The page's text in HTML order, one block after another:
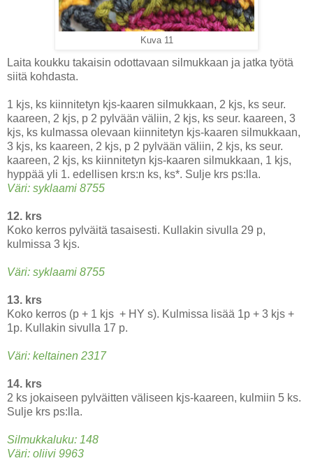
Kuva 11
Laita koukku takaisin odottavaan silmukkaan ja jatka työtä
siitä kohdasta.
1 kjs, ks kiinnitetyn kjs-kaaren silmukkaan, 2 kjs, ks seur.
kaareen, 2 kjs, p 2 pylvään väliin, 2 kjs, ks seur. kaareen, 3
kjs, ks kulmassa olevaan kiinnitetyn kjs-kaaren silmukkaan,
3 kjs, ks kaareen, 2 kjs, p 2 pylvään väliin, 2 kjs, ks seur.
kaareen, 2 kjs, ks kiinnitetyn kjs-kaaren silmukkaan, 1 kjs,
hyppää yli 1. edellisen krs:n ks, ks*. Sulje krs ps:lla.
Väri: syklaami 8755
12. krs
Koko kerros pylväitä tasaisesti. Kullakin sivulla 29 p,
kulmissa 3 kjs.
Väri: syklaami 8755
13. krs
Koko kerros (p + 1 kjs + HY s). Kulmissa lisää 1p + 3 kjs +
1p. Kullakin sivulla 17 p.
Väri: keltainen 2317
14. krs
2 ks jokaiseen pylväitten väliseen kjs-kaareen, kulmiin 5 ks.
Sulje krs ps:lla.
Silmukkaluku: 148
Väri: oliivi 9963